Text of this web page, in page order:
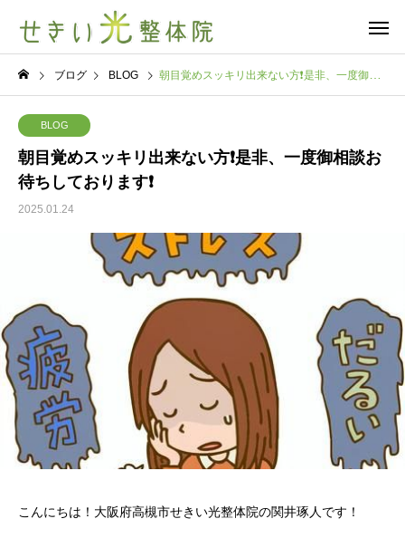
ブログ BLOG 朝目覚めスッキリ出来ない方❗是非、一度御相談お待ちしております❗
BLOG
朝目覚めスッキリ出来ない方❗是非、一度御相談お
待ちしております❗
2025.01.24
こんにちは！大阪府高槻市せきい光整体院の関井琢人です！